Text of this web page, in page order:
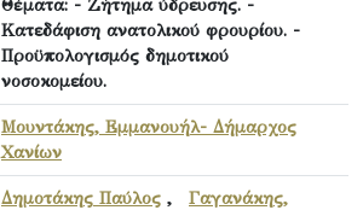
Θέματα: - Ζήτημα ύδρευσης. -
Κατεδάφιση ανατολικού φρουρίου. -
Προϋπολογισμός δημοτικού
νοσοκομείου.
Μουντάκης, Εμμανουήλ- Δήμαρχος
Χανίων
Δημοτάκης Παύλος , Γαγανάκης,